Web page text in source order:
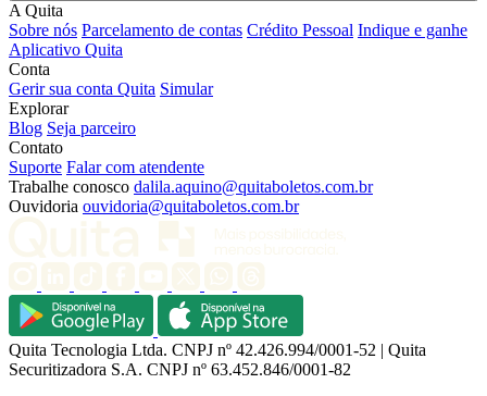
A Quita
Sobre nós Parcelamento de contas Crédito Pessoal Indique e ganhe
Aplicativo Quita
Conta
Gerir sua conta Quita Simular
Explorar
Blog Seja parceiro
Contato
Suporte Falar com atendente
Trabalhe conosco dalila.aquino@quitaboletos.com.br
Ouvidoria ouvidoria@quitaboletos.com.br
Quita Tecnologia Ltda. CNPJ nº 42.426.994/0001-52 | Quita
Securitizadora S.A. CNPJ nº 63.452.846/0001-82